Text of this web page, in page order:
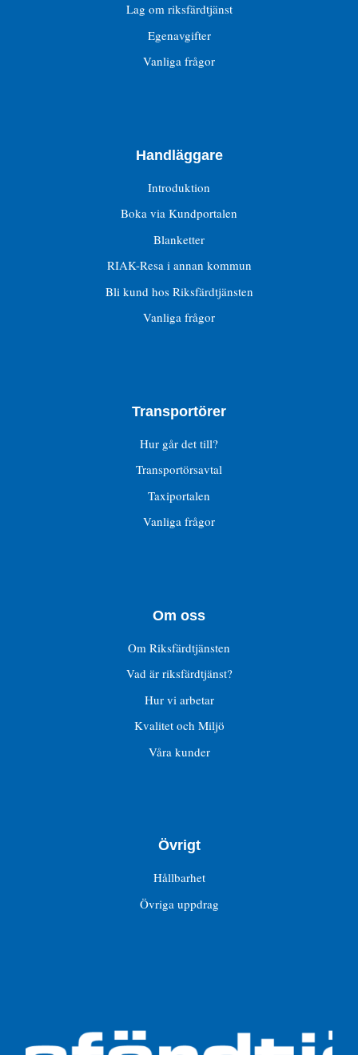
Lag om riksfärdtjänst
Egenavgifter
Vanliga frågor
Handläggare
Introduktion
Boka via Kundportalen
Blanketter
RIAK-Resa i annan kommun
Bli kund hos Riksfärdtjänsten
Vanliga frågor
Transportörer
Hur går det till?
Transportörsavtal
Taxiportalen
Vanliga frågor
Om oss
Om Riksfärdtjänsten
Vad är riksfärdtjänst?
Hur vi arbetar
Kvalitet och Miljö
Våra kunder
Övrigt
Hållbarhet
Övriga uppdrag